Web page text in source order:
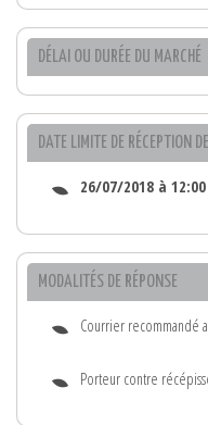
DÉLAI OU DURÉE DU MARCHÉ
DATE LIMITE DE RÉCEPTION
26/07/2018 à 12:00
MODALITÉS DE RÉPONSE
Courrier recommandé
Porteur contre